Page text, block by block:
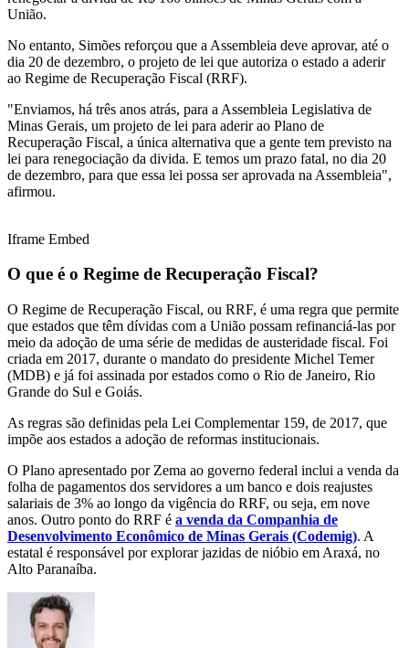
União.
No entanto, Simões reforçou que a Assembleia deve aprovar, até o
dia 20 de dezembro, o projeto de lei que autoriza o estado a aderir
ao Regime de Recuperação Fiscal (RRF).
"Enviamos, há três anos atrás, para a Assembleia Legislativa de
Minas Gerais, um projeto de lei para aderir ao Plano de
Recuperação Fiscal, a única alternativa que a gente tem previsto na
lei para renegociação da divida. E temos um prazo fatal, no dia 20
de dezembro, para que essa lei possa ser aprovada na Assembleia",
afirmou.
Iframe Embed
O que é o Regime de Recuperação Fiscal?
O Regime de Recuperação Fiscal, ou RRF, é uma regra que permite
que estados que têm dívidas com a União possam refinanciá-las por
meio da adoção de uma série de medidas de austeridade fiscal. Foi
criada em 2017, durante o mandato do presidente Michel Temer
(MDB) e já foi assinada por estados como o Rio de Janeiro, Rio
Grande do Sul e Goiás.
As regras são definidas pela Lei Complementar 159, de 2017, que
impõe aos estados a adoção de reformas institucionais.
O Plano apresentado por Zema ao governo federal inclui a venda da
folha de pagamentos dos servidores a um banco e dois reajustes
salariais de 3% ao longo da vigência do RRF, ou seja, em nove
anos. Outro ponto do RRF é a venda da Companhia de
Desenvolvimento Econômico de Minas Gerais (Codemig). A
estatal é responsável por explorar jazidas de nióbio em Araxá, no
Alto Paranaíba.